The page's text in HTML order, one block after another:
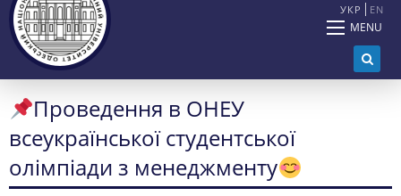
УКР EN
MENU
Проведення в ОНЕУ
всеукраїнської студентської
олімпіади з менеджменту